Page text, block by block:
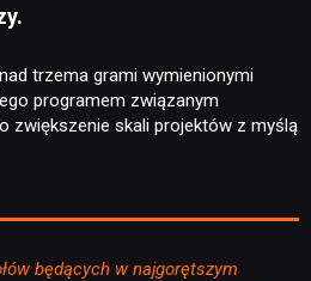
trzema grami wymienionymi
programem związanym
zwiększenie skali projektów z myślą
będących w najgorętszym